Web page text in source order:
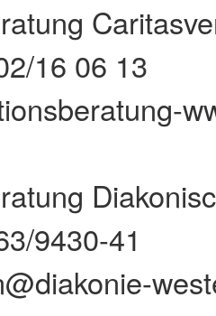
16 06 13
9430-41